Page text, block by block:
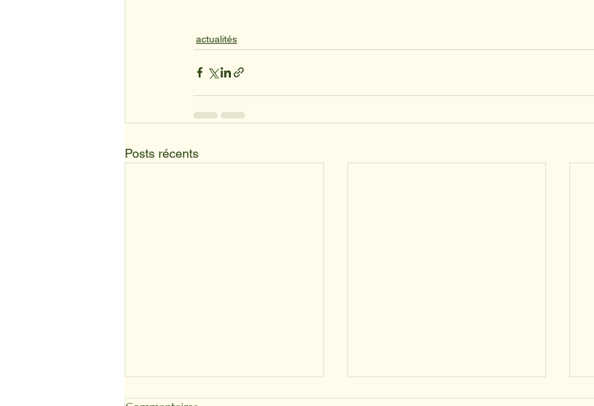
actualités
Posts récents